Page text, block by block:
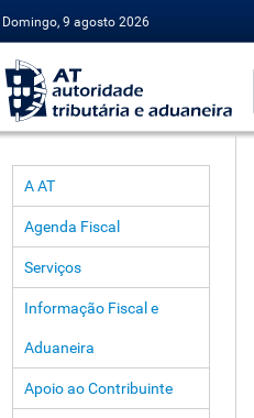
Domingo, 9 agosto 2026
A AT
Agenda Fiscal
Serviços
Informação Fiscal e
Aduaneira
Apoio ao Contribuinte